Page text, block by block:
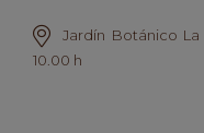
Jardín Botánico La
10.00 h